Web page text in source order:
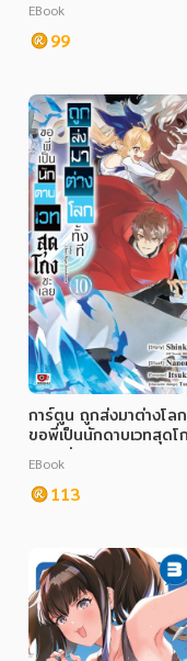
หนังสือออกใหม่
หมวดหมู่หนังสือ
อาหาร สุขภาพ การ
ศิลปะ บันเทิง กีฬา ท่
สังคม วัฒนธรรม ก
ศาสนา และปรัชญา
กฎหมาย สัญญา ภ
การเงิน การลงทุน บ
นิตยสาร หนังสือพิมพ์
ครอบครัว
การเกษตร ชีววิทยา
การเรียน การศึกษา
EBook
99
การ์ตูน ถูกส่งมาต่างโล
ขอพี่เป็นนักดาบเวทสุดโ
เลย เล่ม 10
EBook
113